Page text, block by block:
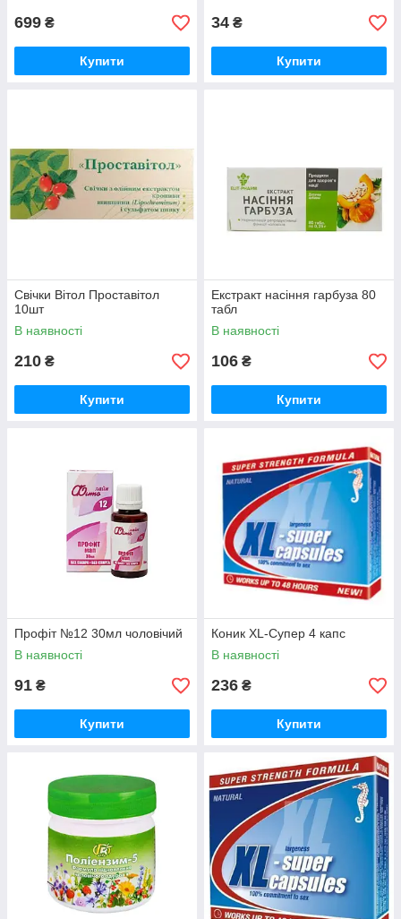
699 ₴
Купити
34 ₴
Купити
Свічки Вітол Проставітол
10шт
В наявності
210 ₴
Купити
Екстракт насіння гарбуза 80
табл
В наявності
106 ₴
Купити
Профіт №12 30мл чоловічий
В наявності
91 ₴
Купити
Коник XL-Супер 4 капс
В наявності
236 ₴
Купити